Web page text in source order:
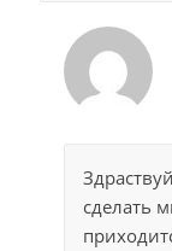
сделать